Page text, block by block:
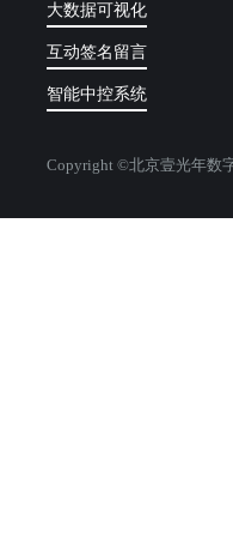
大数据可视化
互动签名留言
智能中控系统
Copyright ©北京壹光年数